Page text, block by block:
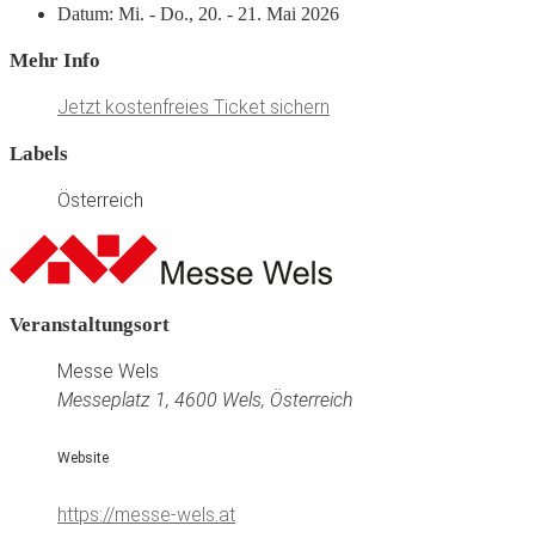
Datum: Mi. - Do., 20. - 21. Mai 2026
Mehr Info
Jetzt kostenfreies Ticket sichern
Labels
Österreich
Veranstaltungsort
Messe Wels
Messeplatz 1, 4600 Wels, Österreich
Website
https://messe-wels.at